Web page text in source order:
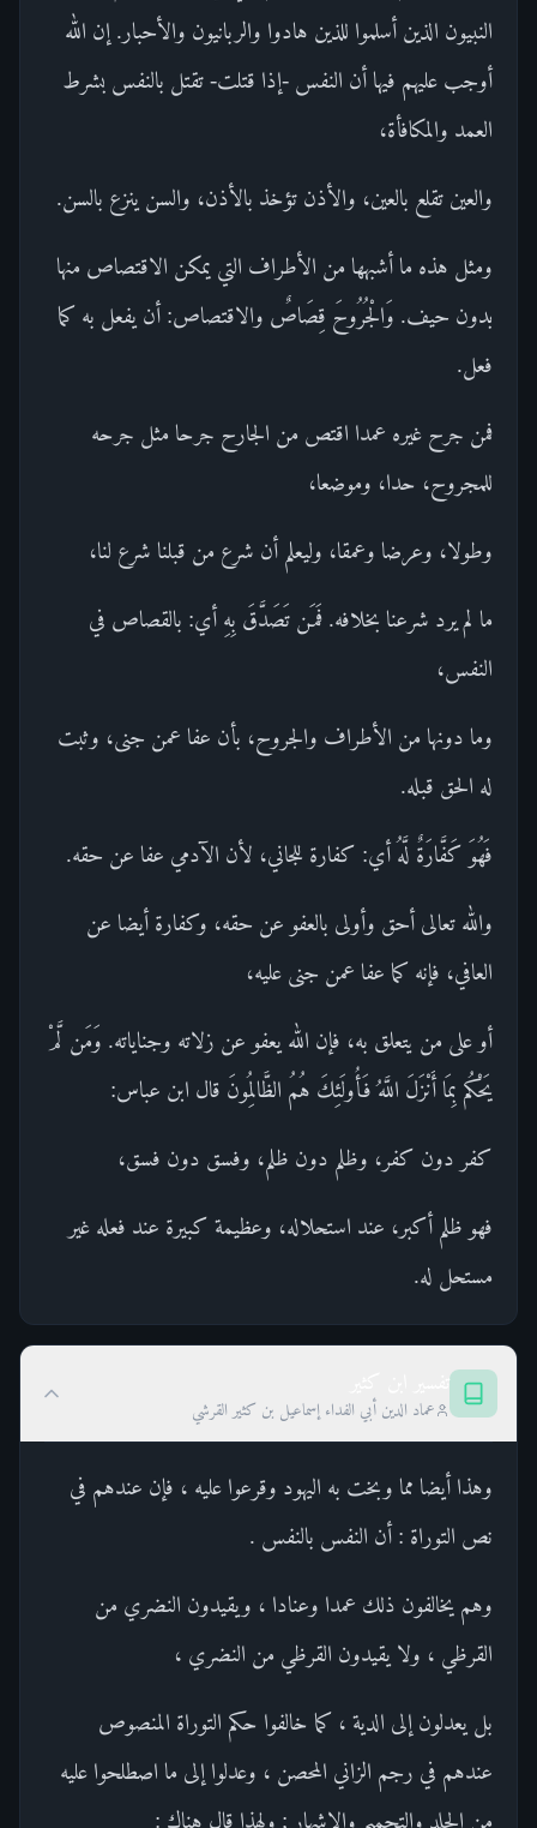
النبيون الذين أسلموا للذين هادوا والربانيون والأحبار. إن الله
أوجب عليهم فيها أن النفس -إذا قتلت- تقتل بالنفس بشرط
العمد والمكافأة،
والعين تقلع بالعين، والأذن تؤخذ بالأذن، والسن ينزع بالسن.
ومثل هذه ما أشبهها من الأطراف التي يمكن الاقتصاص منها
بدون حيف. وَالْجُرُوحَ قِصَاصٌ والاقتصاص: أن يفعل به كما
فعل.
فمن جرح غيره عمدا اقتص من الجارح جرحا مثل جرحه
للمجروح، حدا، وموضعا،
وطولا، وعرضا وعمقا، وليعلم أن شرع من قبلنا شرع لنا،
ما لم يرد شرعنا بخلافه. فَمَن تَصَدَّقَ بِهِ أي: بالقصاص في
النفس،
وما دونها من الأطراف والجروح، بأن عفا عمن جنى، وثبت
له الحق قبله.
فَهُوَ كَفَّارَةٌ لَّهُ أي: كفارة للجاني، لأن الآدمي عفا عن حقه.
والله تعالى أحق وأولى بالعفو عن حقه، وكفارة أيضا عن
العافي، فإنه كما عفا عمن جنى عليه،
أو على من يتعلق به، فإن الله يعفو عن زلاته وجناياته. وَمَن لَّمْ
يَحْكُم بِمَا أَنْزَلَ اللَّهُ فَأُولَئِكَ هُمُ الظَّالِمُونَ قال ابن عباس:
كفر دون كفر، وظلم دون ظلم، وفسق دون فسق،
فهو ظلم أكبر، عند استحلاله، وعظيمة كبيرة عند فعله غير
مستحل له.
عماد الدين أبي الفداء إسماعيل بن كثير القرشي
وهذا أيضا مما وبخت به اليهود وقرعوا عليه ، فإن عندهم في
نص التوراة : أن النفس بالنفس .
وهم يخالفون ذلك عمدا وعنادا ، ويقيدون النضري من
القرظي ، ولا يقيدون القرظي من النضري ،
بل يعدلون إلى الدية ، كما خالفوا حكم التوراة المنصوص
عندهم في رجم الزاني المحصن ، وعدلوا إلى ما اصطلحوا عليه
من الجلد والتحميم والإشهار ; ولهذا قال هناك :